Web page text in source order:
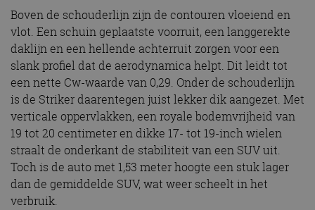
Boven de schouderlijn zijn de contouren vloeiend en
vlot. Een schuin geplaatste voorruit, een langgerekte
daklijn en een hellende achterruit zorgen voor een
slank profiel dat de aerodynamica helpt. Dit leidt tot
een nette Cw-waarde van 0,29. Onder de schouderlijn
is de Striker daarentegen juist lekker dik aangezet. Met
verticale oppervlakken, een royale bodemvrijheid van
19 tot 20 centimeter en dikke 17- tot 19-inch wielen
straalt de onderkant de stabiliteit van een SUV uit.
Toch is de auto met 1,53 meter hoogte een stuk lager
dan de gemiddelde SUV, wat weer scheelt in het
verbruik.